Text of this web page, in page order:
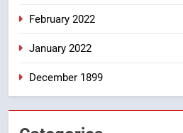
February 2022
January 2022
December 1899